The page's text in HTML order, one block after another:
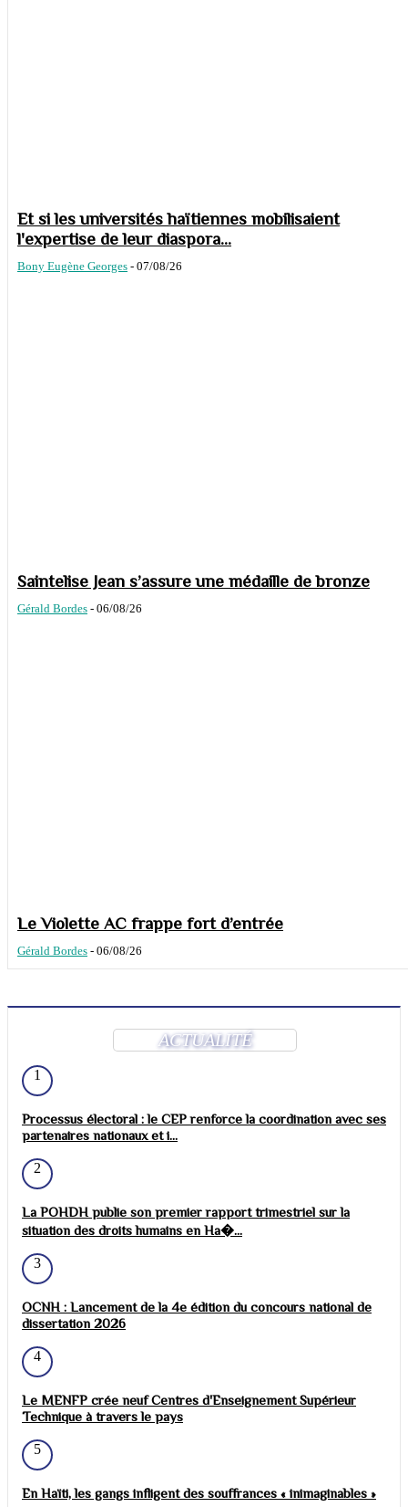
Et si les universités haïtiennes mobilisaient
l'expertise de leur diaspora...
Bony Eugène Georges - 07/08/26
Saintelise Jean s’assure une médaille de bronze
Gérald Bordes - 06/08/26
Le Violette AC frappe fort d’entrée
Gérald Bordes - 06/08/26
ACTUALITÉ
1
Processus électoral : le CEP renforce la coordination avec ses
partenaires nationaux et i...
2
La POHDH publie son premier rapport trimestriel sur la
situation des droits humains en Ha�...
3
OCNH : Lancement de la 4e édition du concours national de
dissertation 2026
4
Le MENFP crée neuf Centres d'Enseignement Supérieur
Technique à travers le pays
5
En Haïti, les gangs infligent des souffrances « inimaginables »